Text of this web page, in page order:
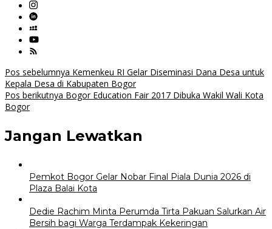
Navigasi
pos
Pos sebelumnya Kemenkeu RI Gelar Diseminasi Dana Desa untuk
Kepala Desa di Kabupaten Bogor
Pos berikutnya Bogor Education Fair 2017 Dibuka Wakil Wali Kota
Bogor
Jangan Lewatkan
Pemkot Bogor Gelar Nobar Final Piala Dunia 2026 di
Plaza Balai Kota
Dedie Rachim Minta Perumda Tirta Pakuan Salurkan Air
Bersih bagi Warga Terdampak Kekeringan